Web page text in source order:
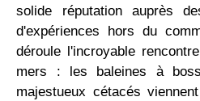
solide réputation auprès
d'expériences hors du
déroule l'incroyable
mers : les baleines à
majestueux cétacés